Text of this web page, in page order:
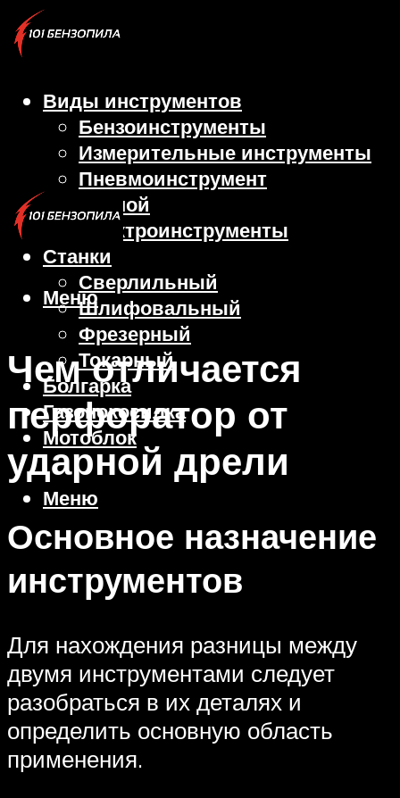
Виды инструментов
Бензоинструменты
Измерительные инструменты
Пневмоинструмент
Ручной
Электроинструменты
Станки
Сверлильный
Шлифовальный
Фрезерный
Токарный
Болгарка
Газонокосилка
Мотоблок
Меню
Меню
Чем отличается
перфоратор от
ударной дрели
Основное назначение
инструментов
Для нахождения разницы между
двумя инструментами следует
разобраться в их деталях и
определить основную область
применения.